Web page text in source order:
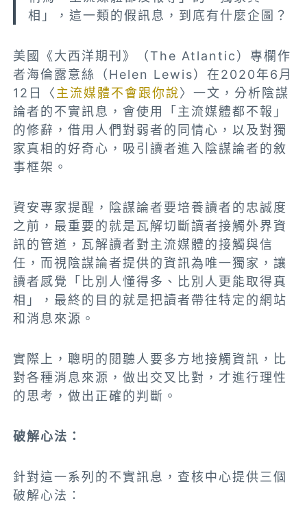
相」，這一類的假訊息，到底有什麼企圖？
美國《大西洋期刊》（The Atlantic）專欄作
者海倫露意絲（Helen Lewis）在2020年6月
12日〈主流媒體不會跟你說〉一文，分析陰謀
論者的不實訊息，會使用「主流媒體都不報」
的修辭，借用人們對弱者的同情心，以及對獨
家真相的好奇心，吸引讀者進入陰謀論者的敘
事框架。
資安專家提醒，陰謀論者要培養讀者的忠誠度
之前，最重要的就是瓦解切斷讀者接觸外界資
訊的管道，瓦解讀者對主流媒體的接觸與信
任，而視陰謀論者提供的資訊為唯一獨家，讓
讀者感覺「比別人懂得多、比別人更能取得真
相」，最終的目的就是把讀者帶往特定的網站
和消息來源。
實際上，聰明的閱聽人要多方地接觸資訊，比
對各種消息來源，做出交叉比對，才進行理性
的思考，做出正確的判斷。
破解心法：
針對這一系列的不實訊息，查核中心提供三個
破解心法：